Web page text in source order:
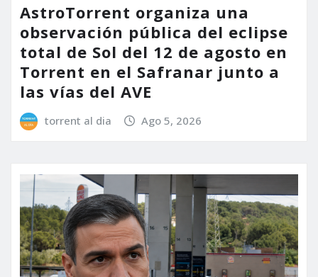
AstroTorrent organiza una
observación pública del eclipse
total de Sol del 12 de agosto en
Torrent en el Safranar junto a
las vías del AVE
torrent al dia Ago 5, 2026